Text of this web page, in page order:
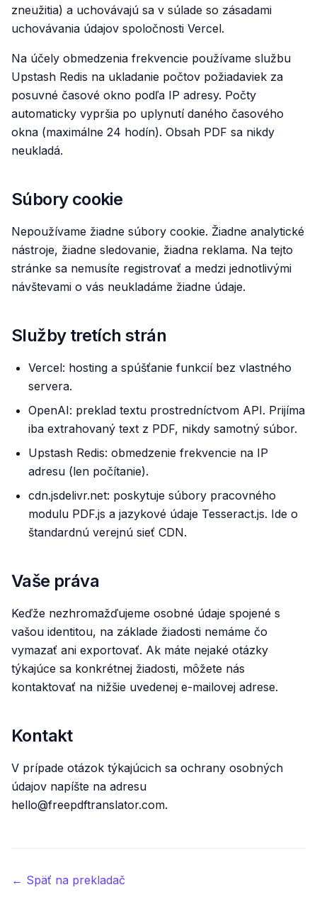
zneužitia) a uchovávajú sa v súlade so zásadami
uchovávania údajov spoločnosti Vercel.
Na účely obmedzenia frekvencie používame službu
Upstash Redis na ukladanie počtov požiadaviek za
posuvné časové okno podľa IP adresy. Počty
automaticky vypršia po uplynutí daného časového
okna (maximálne 24 hodín). Obsah PDF sa nikdy
neukladá.
Súbory cookie
Nepoužívame žiadne súbory cookie. Žiadne analytické
nástroje, žiadne sledovanie, žiadna reklama. Na tejto
stránke sa nemusíte registrovať a medzi jednotlivými
návštevami o vás neukladáme žiadne údaje.
Služby tretích strán
Vercel: hosting a spúšťanie funkcií bez vlastného
servera.
OpenAI: preklad textu prostredníctvom API. Prijíma
iba extrahovaný text z PDF, nikdy samotný súbor.
Upstash Redis: obmedzenie frekvencie na IP
adresu (len počítanie).
cdn.jsdelivr.net: poskytuje súbory pracovného
modulu PDF.js a jazykové údaje Tesseract.js. Ide o
štandardnú verejnú sieť CDN.
Vaše práva
Keďže nezhromažďujeme osobné údaje spojené s
vašou identitou, na základe žiadosti nemáme čo
vymazať ani exportovať. Ak máte nejaké otázky
týkajúce sa konkrétnej žiadosti, môžete nás
kontaktovať na nižšie uvedenej e-mailovej adrese.
Kontakt
V prípade otázok týkajúcich sa ochrany osobných
údajov napíšte na adresu
hello@freepdftranslator.com.
← Späť na prekladač